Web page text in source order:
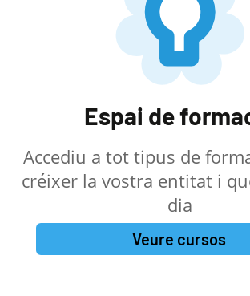
Espai de
Accediu a tot tipus de
créixer la vostra entitat i
dia
Veure cursos